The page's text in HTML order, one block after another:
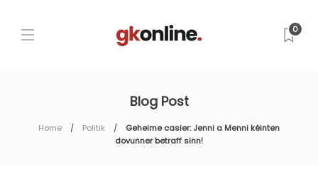
0
Blog Post
Home Politik
Geheime casier: Jenni a Menni kéinten
dovunner betraff sinn!